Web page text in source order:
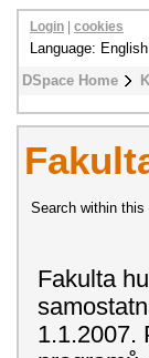
DSpace Home
Login cookies
Language: English
Search within
Fakulta
1.1.2007.